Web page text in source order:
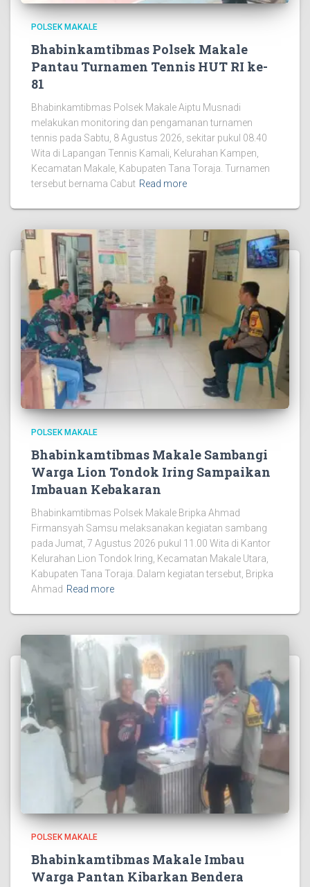
POLSEK MAKALE
Bhabinkamtibmas Polsek Makale
Pantau Turnamen Tennis HUT RI ke-
81
Bhabinkamtibmas Polsek Makale Aiptu Musnadi
melakukan monitoring dan pengamanan turnamen
tennis pada Sabtu, 8 Agustus 2026, sekitar pukul 08.40
Wita di Lapangan Tennis Kamali, Kelurahan Kampen,
Kecamatan Makale, Kabupaten Tana Toraja. Turnamen
tersebut bernama Cabut Read more
POLSEK MAKALE
Bhabinkamtibmas Makale Sambangi
Warga Lion Tondok Iring Sampaikan
Imbauan Kebakaran
Bhabinkamtibmas Polsek Makale Bripka Ahmad
Firmansyah Samsu melaksanakan kegiatan sambang
pada Jumat, 7 Agustus 2026 pukul 11.00 Wita di Kantor
Kelurahan Lion Tondok Iring, Kecamatan Makale Utara,
Kabupaten Tana Toraja. Dalam kegiatan tersebut, Bripka
Ahmad Read more
POLSEK MAKALE
Bhabinkamtibmas Makale Imbau
Warga Pantan Kibarkan Bendera